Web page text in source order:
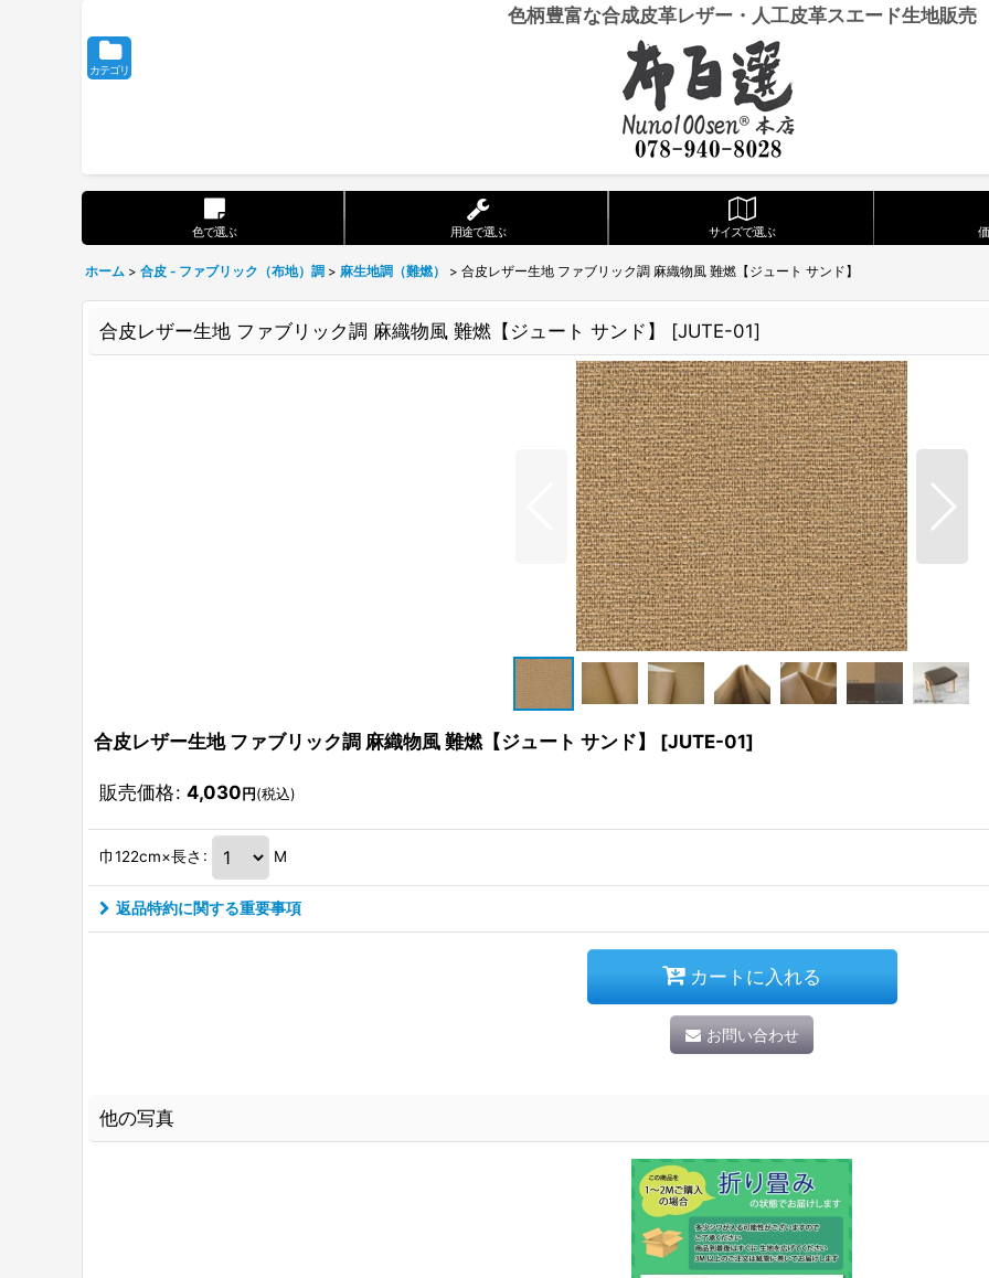
色柄豊富な合成皮革レザー・人工皮革スエード生地販売
カテゴリ
色で選ぶ 用途で選ぶ サイズで選ぶ
ホーム > 合皮 - ファブリック（布地）調 > 麻生地調（難燃） > 合皮レザー生地 ファブリック調 麻織物風 難燃【ジュート サンド】
合皮レザー生地 ファブリック調 麻織物風 難燃【ジュート サンド】 [JUTE-01]
合皮レザー生地 ファブリック調 麻織物風 難燃【ジュート サンド】 [JUTE-01]
販売価格: 4,030円(税込)
巾122cm×長さ : M
返品特約に関する重要事項
カートに入れる
お問い合わせ
他の写真